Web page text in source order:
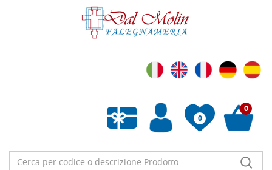
0
Wishlist vuota
0